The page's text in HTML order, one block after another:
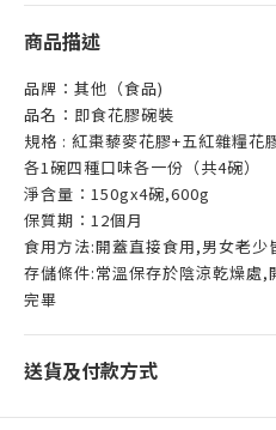
商品描述
品牌：其他（食品)
品名：即食花膠碗裝
規格 : 紅棗藜麥花膠+五紅雜糧花
各1碗四種口味各一份（共4碗）
淨含量：150gx4碗,600g
保質期：12個月
食用方法:開蓋直接食用,男女老少
存儲條件:常溫保存於陰涼乾燥處
完畢
送貨及付款方式